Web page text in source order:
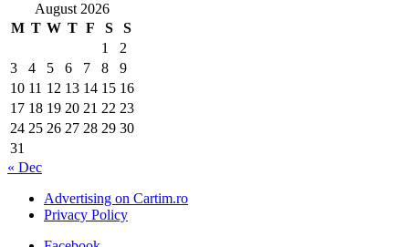
August 2026
M T W T F S
S
1
2
3
4 5 6 7 8
9
10 11 12 13 14 15 16
17 18 19 20 21 22 23
24 25 26 27 28 29 30
31
« Dec
Advertising on Cartim.ro
Privacy Policy